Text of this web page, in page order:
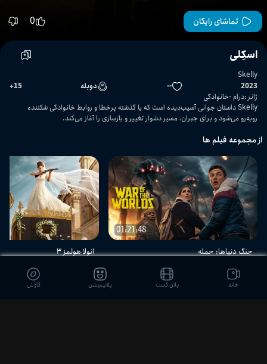
تماشای رایگان 0
اسکِلی
Skelly
2023
-- دوبله 15
+
ژانر:درام خانوادگی
Skelly داستان جوانی آسیب‌دیده است که با گذشته پرخطا و روابط خانوادگی شکننده
روبه‌رو می‌شود و برای جبران، مسیر دشوار تغییر و بازسازی را آغاز می‌کند.
از مجموعه فیلم ها
01:21:48
جنگ دنیاها: حمله
اکشن - علمی-تخیلی - هیجان‌انگیز
انولا هولمز ۳
اکشن - کمدی - ماجرایی
خانه پلان کست پلانیمیشن کاوش